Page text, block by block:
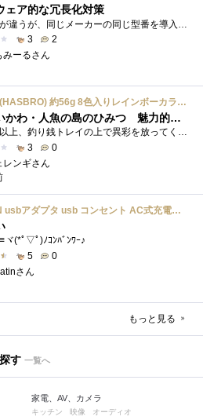
ェア的な冗長化対策
3
2
みーるさん
ハズブロ(HASBRO) 約56g 8色入りレインボーカラーのプレイ・ドー、新学期用品、2才以上のプリスクールの子供向け、子供向けのアート&クラフト 粘土 ねんど、こどもの日、子供の日プレゼント
映画ちいかわ・人魚の島のひみつ 魅力的なビラン：セイレーンを造ってみた
もう１年以上、釣り銭トレイの上で異彩を放ってくれたミャクミャクのマグネット 映画ちいかわ人魚の島のひみつを鑑賞後、素敵なビランのセイ...
3
0
レンギさん
UGREEN usbアダプタ usb コンセント AC式充電器 3.1A PSE認証済み 折りたたみ式プラグ 2ポート
≡ヾ(*ﾟ▽ﾟ)ﾉｺﾝﾊﾞﾝﾜｰ♪
5
0
さん
もっと見る
す 一覧へ
家電、AV、カメラ
キッチン 映像 オーディオ